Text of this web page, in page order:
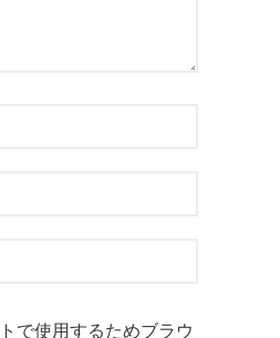
で使用するためブラウ